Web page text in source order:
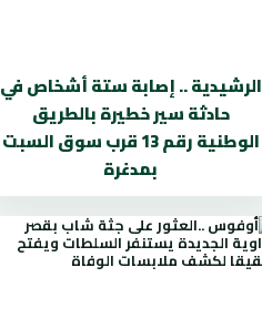
الرشيدية .. إصابة ستة أشخاص في
حادثة سير خطيرة بالطريق
الوطنية رقم 13 قرب سوق السبت
بمدغرة